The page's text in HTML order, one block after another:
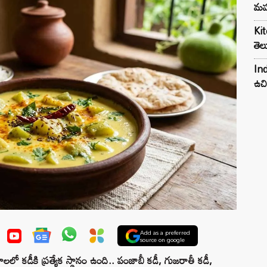
Add as a preferred
source on google
కడీకి ప్రత్యేక స్థానం ఉంది.. పంజాబీ కడీ, గుజరాతీ కడీ,